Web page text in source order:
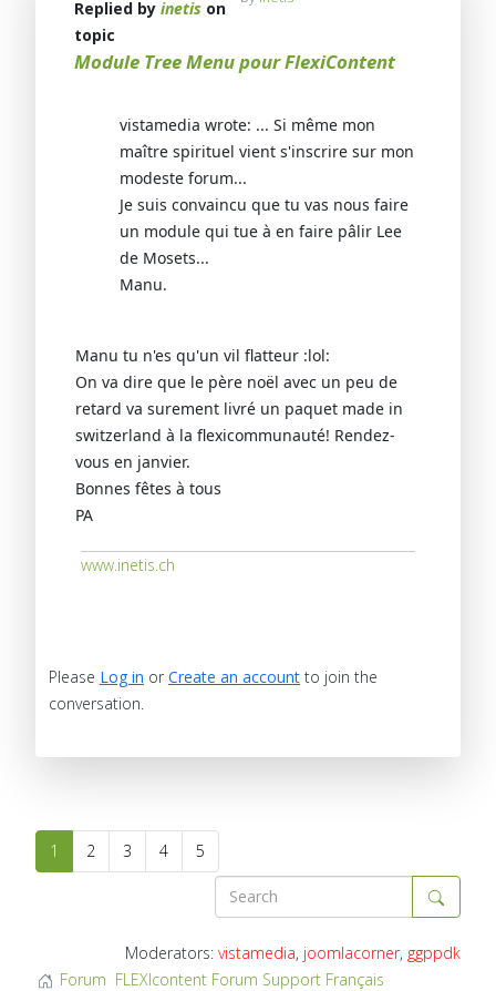
Replied by inetis on
topic
Module Tree Menu pour FlexiContent
vistamedia wrote: ... Si même mon
maître spirituel vient s'inscrire sur mon
modeste forum...
Je suis convaincu que tu vas nous faire
un module qui tue à en faire pâlir Lee
de Mosets...
Manu.
Manu tu n'es qu'un vil flatteur :lol:
On va dire que le père noël avec un peu de
retard va surement livré un paquet made in
switzerland à la flexicommunauté! Rendez-
vous en janvier.
Bonnes fêtes à tous
PA
www.inetis.ch
Please Log in or Create an account to join the
conversation.
1 2 3 4 5
Moderators: vistamedia, joomlacorner, ggppdk
Forum FLEXIcontent Forum Support Français